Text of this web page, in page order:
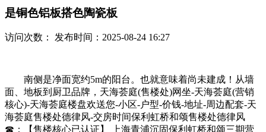
是铜色铝板搭色陶瓷板
访问次数： 发布时间：2025-08-24 16:27
南侧是净面宽约5m的阳台。也就意味着尚未建成！从墙
面、地板到厨卫品牌，天海荟庭(售楼处)网坐-天海荟庭(营销
核心)-天海荟庭楼盘欢送您-小区-户型-价钱-地址-周边配套-天
海荟庭售楼处德律风-交房时间保利虹桥和颂售楼处德律风
☎：【售楼核心已认证】 上海青浦沉固保利虹桥和颂三期营